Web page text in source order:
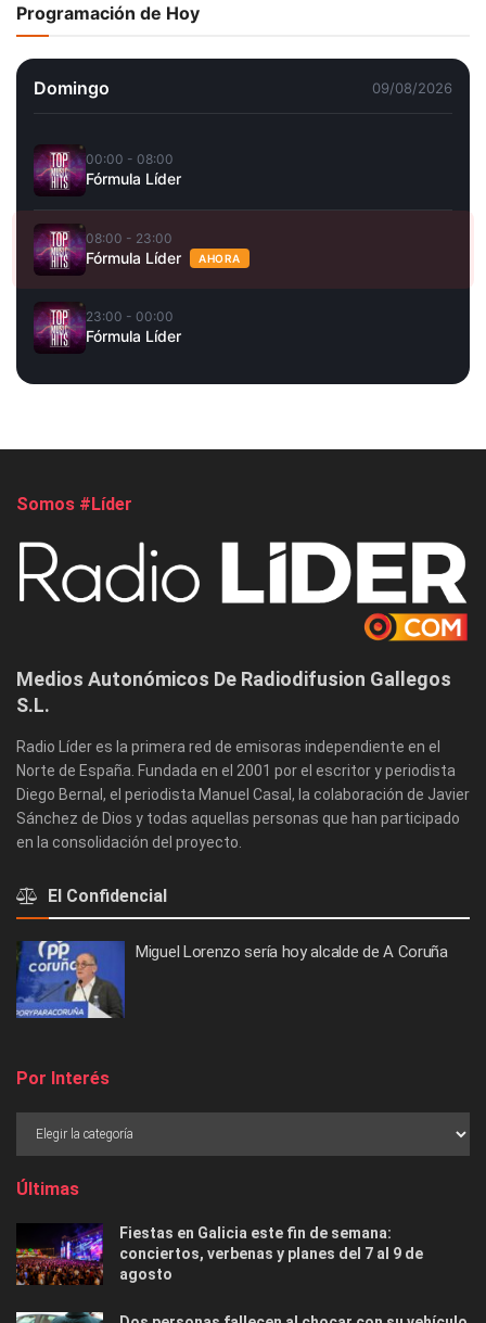
Programación de Hoy
Domingo 09/08/2026
00:00 - 08:00
Fórmula Líder
08:00 - 23:00
Fórmula Líder AHORA
23:00 - 00:00
Fórmula Líder
Somos #Líder
Medios Autonómicos De Radiodifusion Gallegos
S.L.
Radio Líder es la primera red de emisoras independiente en el
Norte de España. Fundada en el 2001 por el escritor y periodista
Diego Bernal, el periodista Manuel Casal, la colaboración de Javier
Sánchez de Dios y todas aquellas personas que han participado
en la consolidación del proyecto.
El Confidencial
Miguel Lorenzo sería hoy alcalde de A Coruña
Por Interés
Últimas
Fiestas en Galicia este fin de semana:
conciertos, verbenas y planes del 7 al 9 de
agosto